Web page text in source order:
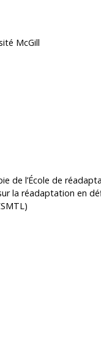
McGill
FENÊTRE"
de l’École de
la réadaptation en
FENÊTRE"